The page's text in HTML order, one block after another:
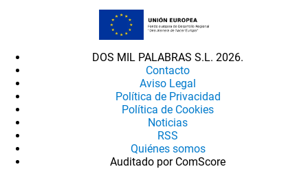
DOS MIL PALABRAS S.L. 2026.
Contacto
Aviso Legal
Política de Privacidad
Política de Cookies
Noticias
RSS
Quiénes somos
Auditado por ComScore